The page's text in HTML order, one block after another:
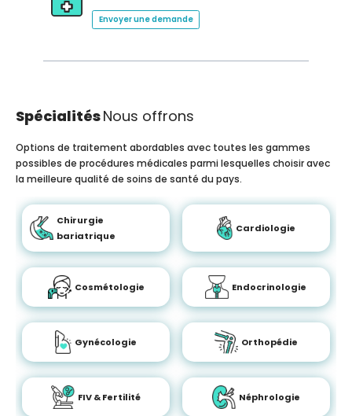
Envoyer une demande
SpécialitésNous offrons
Options de traitement abordables avec toutes les gammes
possibles de procédures médicales parmi lesquelles choisir avec
la meilleure qualité de soins de santé du pays.
Chirurgie
bariatrique
Cardiologie
Cosmétologie Endocrinologie
Gynécologie Orthopédie
FIV & Fertilité Néphrologie